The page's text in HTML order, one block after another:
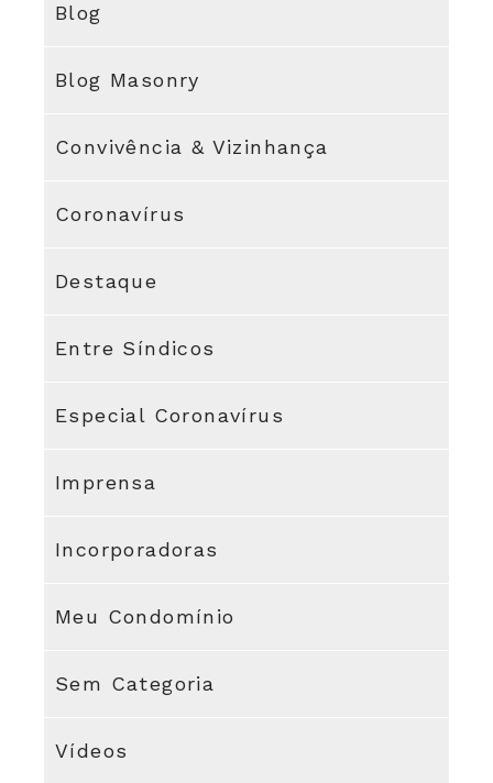
Blog
Blog Masonry
Convivência & Vizinhança
Coronavírus
Destaque
Entre Síndicos
Especial Coronavírus
Imprensa
Incorporadoras
Meu Condomínio
Sem Categoria
Vídeos